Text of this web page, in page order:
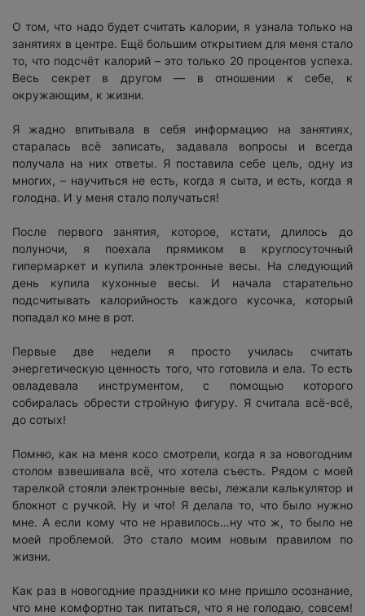
О том, что надо будет считать калории, я узнала только на
занятиях в центре. Ещё большим открытием для меня стало
то, что подсчёт калорий – это только 20 процентов успеха.
Весь секрет в другом — в отношении к себе, к
окружающим, к жизни.
Я жадно впитывала в себя информацию на занятиях,
старалась всё записать, задавала вопросы и всегда
получала на них ответы. Я поставила себе цель, одну из
многих, – научиться не есть, когда я сыта, и есть, когда я
голодна. И у меня стало получаться!
После первого занятия, которое, кстати, длилось до
полуночи, я поехала прямиком в круглосуточный
гипермаркет и купила электронные весы. На следующий
день купила кухонные весы. И начала старательно
подсчитывать калорийность каждого кусочка, который
попадал ко мне в рот.
Первые две недели я просто училась считать
энергетическую ценность того, что готовила и ела. То есть
овладевала инструментом, с помощью которого
собиралась обрести стройную фигуру. Я считала всё-всё,
до сотых!
Помню, как на меня косо смотрели, когда я за новогодним
столом взвешивала всё, что хотела съесть. Рядом с моей
тарелкой стояли электронные весы, лежали калькулятор и
блокнот с ручкой. Ну и что! Я делала то, что было нужно
мне. А если кому что не нравилось…ну что ж, то было не
моей проблемой. Это стало моим новым правилом по
жизни.
Как раз в новогодние праздники ко мне пришло осознание,
что мне комфортно так питаться, что я не голодаю, совсем!